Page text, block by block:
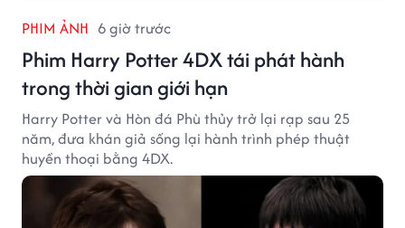
PHIM ẢNH 6 giờ trước
Phim Harry Potter 4DX tái phát hành
trong thời gian giới hạn
Harry Potter và Hòn đá Phù thủy trở lại rạp sau 25
năm, đưa khán giả sống lại hành trình phép thuật
huyền thoại bằng 4DX.